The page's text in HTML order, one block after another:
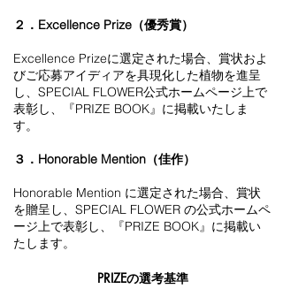
２．Excellence Prize（優秀賞）
Excellence Prizeに選定された場合、賞状およ
びご応募アイディアを具現化した植物を進呈
し、SPECIAL FLOWER公式ホームページ上で
表彰し、『PRIZE BOOK』に掲載いたしま
す。
３．Honorable Mention（佳作）
Honorable Mention に選定された場合、賞状
を贈呈し、SPECIAL FLOWER の公式ホームペ
ージ上で表彰し、『PRIZE BOOK』に掲載い
たします。
PRIZEの選考基準